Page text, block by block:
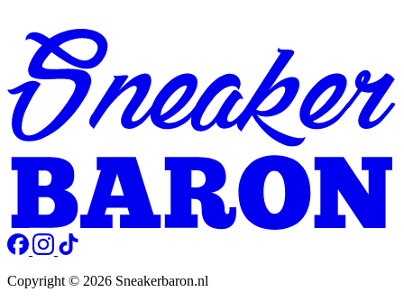
Copyright © 2026 Sneakerbaron.nl